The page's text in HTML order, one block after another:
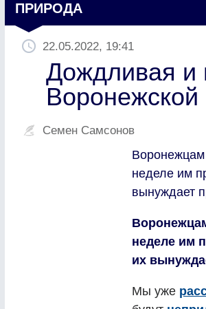
ПРИРОДА
22.05.2022, 19:41
Дождливая и
Воронежской
Семен Самсонов
Воронежцам
неделе им
вынуждает
неделе им
их
Мы уже